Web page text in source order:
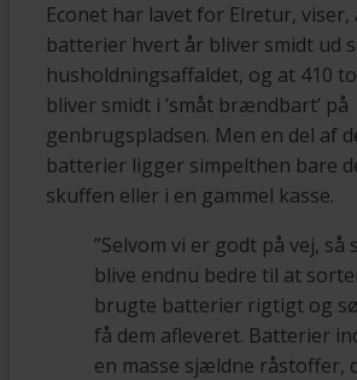
Econet har lavet for Elretur, viser,
batterier hvert år bliver smidt ud
husholdningsaffaldet, og at 410
bliver smidt i ’småt brændbart’ på
genbrugspladsen. Men en del af
batterier ligger simpelthen bare
skuffen eller i en gammel kasse.
”Selvom vi er godt på vej, så
blive endnu bedre til at
brugte batterier rigtigt og
få dem afleveret. Batterier
en masse sjældne råstoffer,